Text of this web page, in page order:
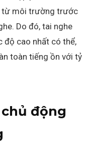
từ môi trường trước
Do đó, tai nghe
độ cao nhất có thể,
toàn tiếng ồn với tỷ
động